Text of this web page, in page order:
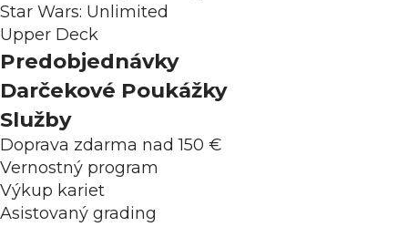
Star Wars: Unlimited
Upper Deck
Predobjednávky
Darčekové Poukážky
Služby
Doprava zdarma nad 150 €
Vernostný program
Výkup kariet
Asistovaný grading